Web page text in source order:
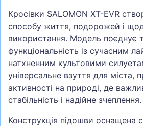
Кросівки SALOMON XT-EVR
способу життя, подорожей і
використання. Модель поєднує
функціональність із сучасним
натхненним культовими
універсальне взуття для міста,
активності на природі, де
стабільність і надійне зчеплення.
Конструкція підошви оснащена